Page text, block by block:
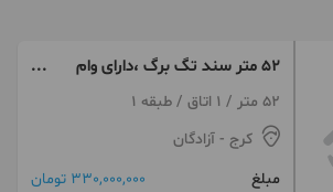
52 متر سند تگ برگ ،دارای وام
،کرج ماهدشت صفادشت
52 متر / 1 اتاق / طبقه 1
کرج - آزادگان
مبلغ
330,000,000 تومان